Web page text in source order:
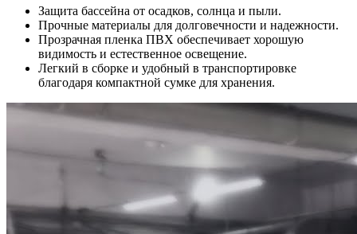
Защита бассейна от осадков, солнца и пыли.
Прочные материалы для долговечности и надежности.
Прозрачная пленка ПВХ обеспечивает хорошую
видимость и естественное освещение.
Легкий в сборке и удобный в транспортировке
благодаря компактной сумке для хранения.